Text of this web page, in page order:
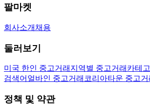
팔마켓
회사소개 채용
둘러보기
미국 한인 중고거래 지역별 중고거래 카테
검색어 얼바인 중고거래 코리아타운 중고거
정책 및 약관